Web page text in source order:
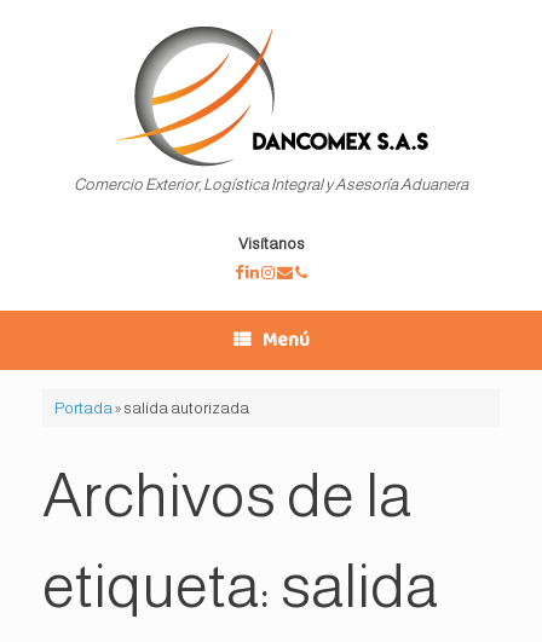
Comercio Exterior, Logística Integral y Asesoría Aduanera
Visítanos
Menú
Portada » salida autorizada
Archivos de la
etiqueta: salida